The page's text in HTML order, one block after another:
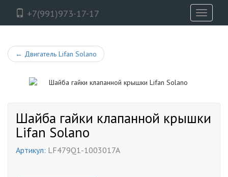
+7(991)973-17-17
Toggle
← Двигатель Lifan Solano
Шайба гайки клапанной крышки
Lifan Solano
Артикул: LF479Q1-1003017A